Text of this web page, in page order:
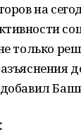
на
только